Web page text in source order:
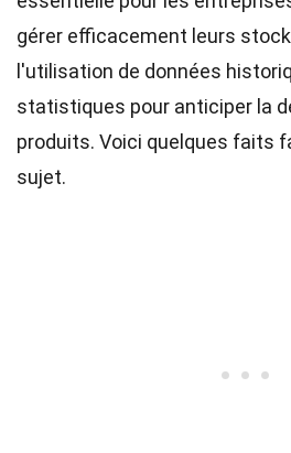
gérer efficacement leurs
l'utilisation de données
statistiques pour anticiper la
produits. Voici quelques faits
sujet.